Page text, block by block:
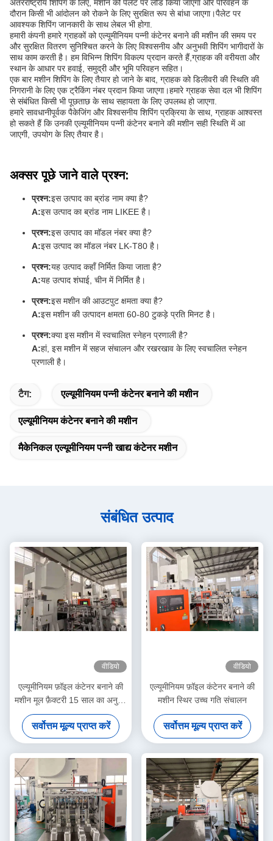
अंतरराष्ट्रीय शिपिंग के लिए, मशीन को पैलेट पर लोड किया जाएगा और परिवहन के
दौरान किसी भी आंदोलन को रोकने के लिए सुरक्षित रूप से बांधा जाएगा।पैलेट पर
आवश्यक शिपिंग जानकारी के साथ लेबल भी होगा.
हमारी कंपनी हमारे ग्राहकों को एल्यूमीनियम पन्नी कंटेनर बनाने की मशीन की समय पर
और सुरक्षित वितरण सुनिश्चित करने के लिए विश्वसनीय और अनुभवी शिपिंग भागीदारों के
साथ काम करती है। हम विभिन्न शिपिंग विकल्प प्रदान करते हैं,ग्राहक की वरीयता और
स्थान के आधार पर हवाई, समुद्री और भूमि परिवहन सहित।
एक बार मशीन शिपिंग के लिए तैयार हो जाने के बाद, ग्राहक को डिलीवरी की स्थिति की
निगरानी के लिए एक ट्रैकिंग नंबर प्रदान किया जाएगा।हमारे ग्राहक सेवा दल भी शिपिंग
से संबंधित किसी भी पूछताछ के साथ सहायता के लिए उपलब्ध हो जाएगा.
हमारे सावधानीपूर्वक पैकेजिंग और विश्वसनीय शिपिंग प्रक्रिया के साथ, ग्राहक आश्वस्त
हो सकते हैं कि उनकी एल्यूमीनियम पन्नी कंटेनर बनाने की मशीन सही स्थिति में आ
जाएगी, उपयोग के लिए तैयार है।
अक्सर पूछे जाने वाले प्रश्न:
प्रश्न:इस उत्पाद का ब्रांड नाम क्या है?
A:इस उत्पाद का ब्रांड नाम LIKEE है।
प्रश्न:इस उत्पाद का मॉडल नंबर क्या है?
A:इस उत्पाद का मॉडल नंबर LK-T80 है।
प्रश्न:यह उत्पाद कहाँ निर्मित किया जाता है?
A:यह उत्पाद शंघाई, चीन में निर्मित है।
प्रश्न:इस मशीन की आउटपुट क्षमता क्या है?
A:इस मशीन की उत्पादन क्षमता 60-80 टुकड़े प्रति मिनट है।
प्रश्न:क्या इस मशीन में स्वचालित स्नेहन प्रणाली है?
A:हां, इस मशीन में सहज संचालन और रखरखाव के लिए स्वचालित स्नेहन
प्रणाली है।
टैग: एल्यूमीनियम पन्नी कंटेनर बनाने की मशीन
एल्यूमीनियम कंटेनर बनाने की मशीन
मैकेनिकल एल्यूमीनियम पन्नी खाद्य कंटेनर मशीन
संबंधित उत्पाद
वीडियो
एल्यूमीनियम फ़ॉइल कंटेनर बनाने की
मशीन मूल फ़ैक्टरी 15 साल का अनुभव
निर्माता
सर्वोत्तम मूल्य प्राप्त करें
वीडियो
एल्यूमीनियम फ़ॉइल कंटेनर बनाने की
मशीन स्थिर उच्च गति संचालन
सर्वोत्तम मूल्य प्राप्त करें